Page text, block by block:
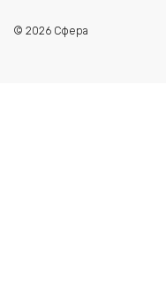
© 2026 Сфера